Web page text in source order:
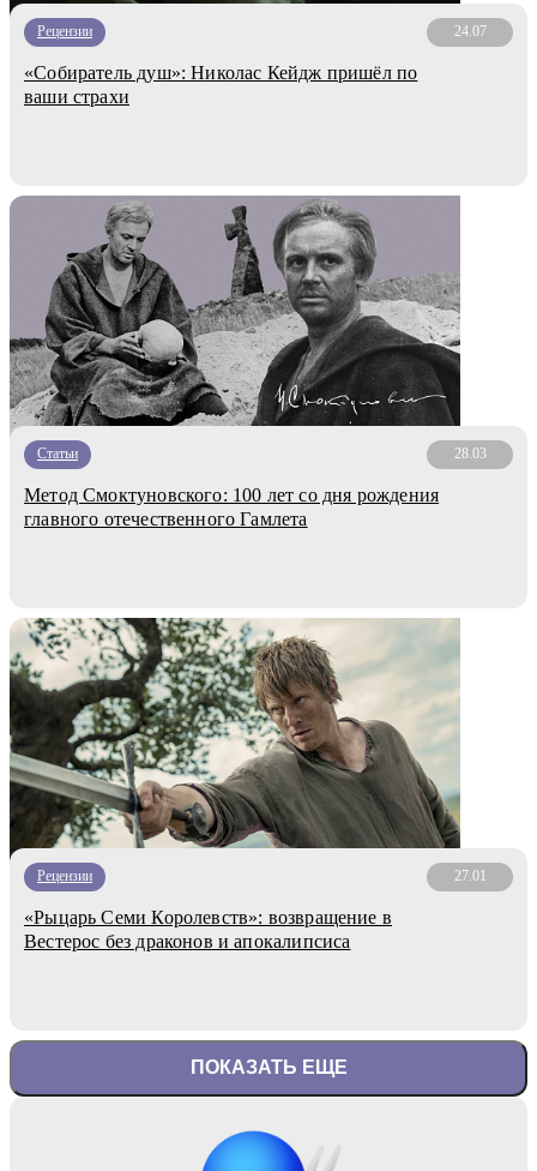
Рецензии 24.07
«Собиратель душ»: Николас Кейдж пришёл по
ваши страхи
Статьи 28.03
Метод Смоктуновского: 100 лет со дня рождения
главного отечественного Гамлета
Рецензии 27.01
«Рыцарь Семи Королевств»: возвращение в
Вестерос без драконов и апокалипсиса
ПОКАЗАТЬ ЕЩЕ